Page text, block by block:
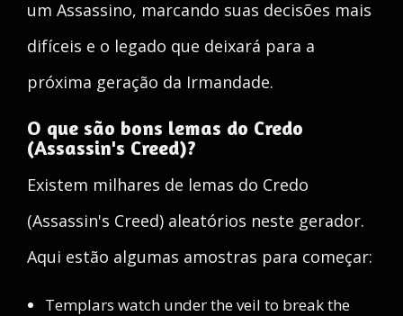
um Assassino, marcando suas decisões mais
difíceis e o legado que deixará para a
próxima geração da Irmandade.
O que são bons lemas do Credo
(Assassin's Creed)?
Existem milhares de lemas do Credo
(Assassin's Creed) aleatórios neste gerador.
Aqui estão algumas amostras para começar:
Templars watch under the veil to break the